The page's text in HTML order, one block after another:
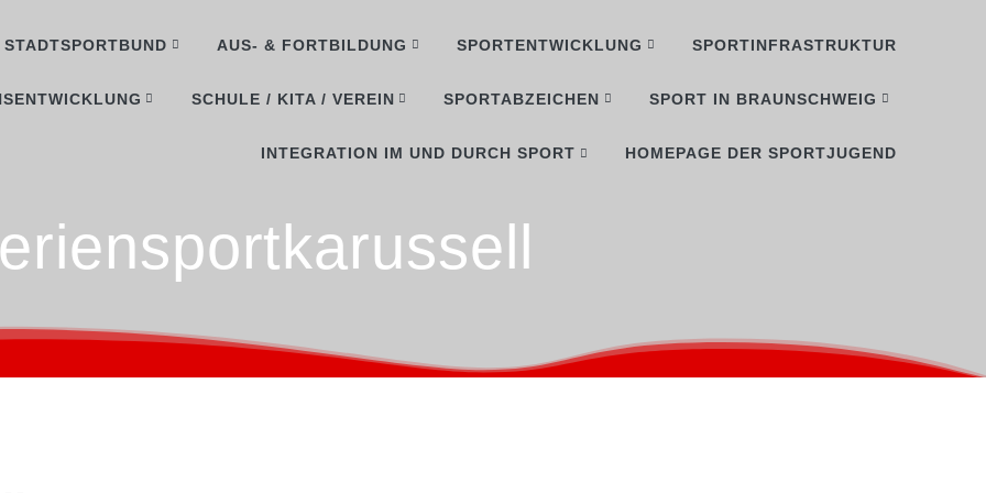
STADTSPORTBUND AUS- & FORTBILDUNG SPORTENTWICKLUNG SPORTINFRASTRUKTUR
SCHULE / KITA / VEREIN SPORTABZEICHEN SPORT IN BRAUNSCHWEIG
INTEGRATION IM UND DURCH SPORT HOMEPAGE DER SPORTJUGEND